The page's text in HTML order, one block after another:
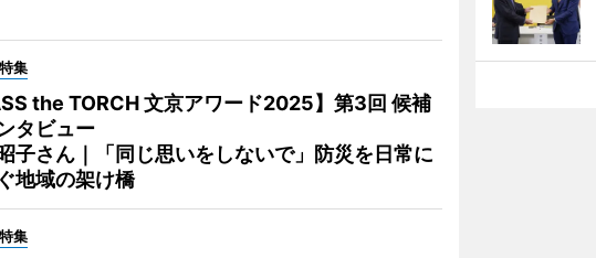
集
the TORCH 文京アワード2025】第3回 候補
タビュー
子さん｜「同じ思いをしないで」防災を日常に
地域の架け橋
集